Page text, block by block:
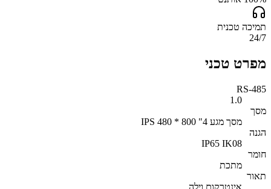
תמיכה טכנית
24/7
מפרט טכני
RS-485
1.0
מסך
מסך מגע 4" IPS 480 * 800
הגנה
IP65 IK08
חומר
מתכת
תאור
אינטרקום וילה